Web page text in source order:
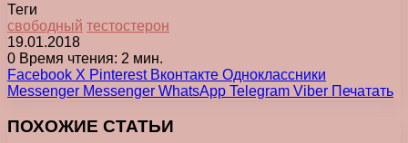
Теги
свободный тестостерон
19.01.2018
0 Время чтения: 2 мин.
Facebook X Pinterest Вконтакте Одноклассники
Messenger Messenger WhatsApp Telegram Viber Печатать
ПОХОЖИЕ СТАТЬИ